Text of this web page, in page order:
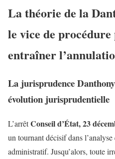
La théorie de la
le vice de
entraîner
La jurisprudence
évolution jurisprudentielle
L’arrêtConseil d’État, 23
un tournant décisif dans
administratif. Jusqu’alors, toute